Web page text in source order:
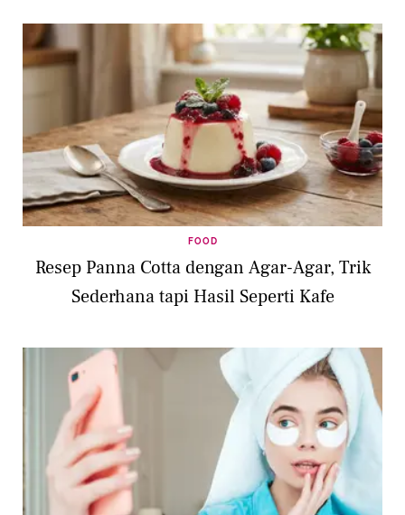
FOOD
Resep Panna Cotta dengan Agar-Agar, Trik
Sederhana tapi Hasil Seperti Kafe